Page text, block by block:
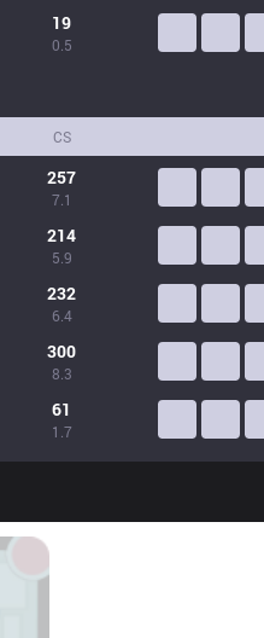
19
0.5
CS
257
7.1
214
5.9
232
6.4
300
8.3
61
1.7